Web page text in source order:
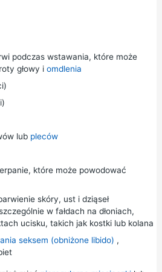
podczas wstawania, które może
głowy i omdlenia
lub pleców
które może powodować
skóry, ust i dziąseł
w fałdach na dłoniach,
ucisku, takich jak kostki lub kolana
seksem (obniżone libido) ,